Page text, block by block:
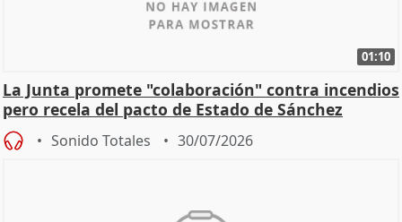
01:10
La Junta promete "colaboración" contra incendios
pero recela del pacto de Estado de Sánchez
Sonido Totales 30/07/2026